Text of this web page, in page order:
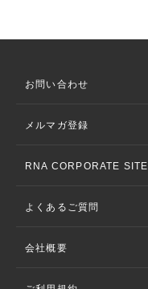
お問い合わせ
メルマガ登録
RNA CORPORATE SITE
よくあるご質問
会社概要